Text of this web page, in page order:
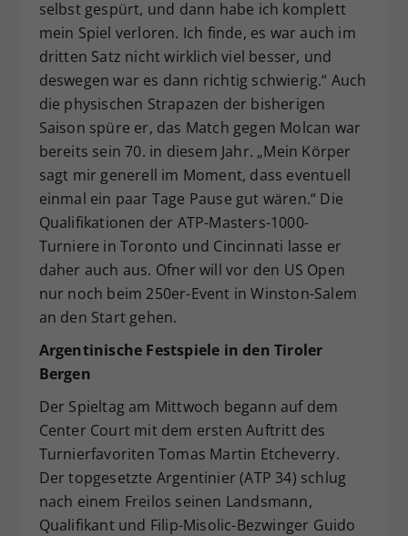
selbst gespürt, und dann habe ich komplett
mein Spiel verloren. Ich finde, es war auch im
dritten Satz nicht wirklich viel besser, und
deswegen war es dann richtig schwierig.“ Auch
die physischen Strapazen der bisherigen
Saison spüre er, das Match gegen Molcan war
bereits sein 70. in diesem Jahr. „Mein Körper
sagt mir generell im Moment, dass eventuell
einmal ein paar Tage Pause gut wären.“ Die
Qualifikationen der ATP-Masters-1000-
Turniere in Toronto und Cincinnati lasse er
daher auch aus. Ofner will vor den US Open
nur noch beim 250er-Event in Winston-Salem
an den Start gehen.
Argentinische Festspiele in den Tiroler
Bergen
Der Spieltag am Mittwoch begann auf dem
Center Court mit dem ersten Auftritt des
Turnierfavoriten Tomas Martin Etcheverry.
Der topgesetzte Argentinier (ATP 34) schlug
nach einem Freilos seinen Landsmann,
Qualifikant und Filip-Misolic-Bezwinger Guido